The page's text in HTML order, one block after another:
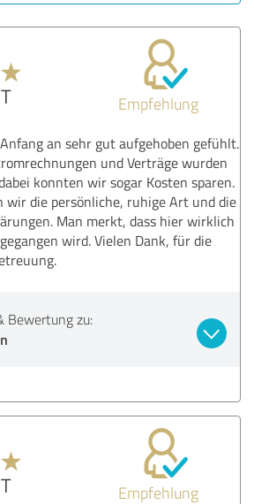
Empfehlung
an sehr gut aufgehoben gefühlt.
und Verträge wurden
konnten wir sogar Kosten sparen.
wir die persönliche, ruhige Art und die
Man merkt, dass hier wirklich
wird. Vielen Dank, für die
Bewertung zu:
Empfehlung